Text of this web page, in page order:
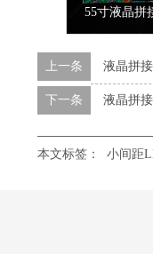
上一条 液晶拼
下一条 液晶拼
本文标签： 小间距